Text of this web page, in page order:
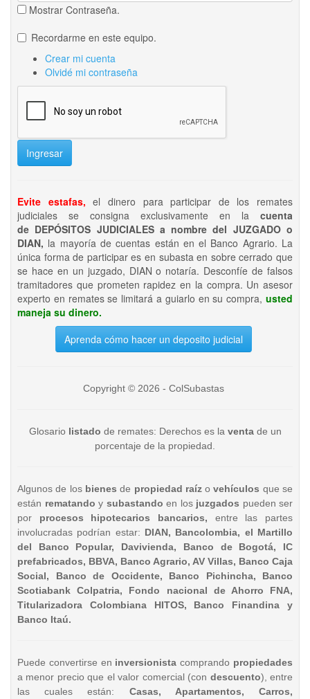
Mostrar Contraseña.
Recordarme en este equipo.
Crear mi cuenta
Olvidé mi contraseña
Ingresar
Evite estafas, el dinero para participar de los remates
judiciales se consigna exclusivamente en la cuenta
de DEPÓSITOS JUDICIALES a nombre del JUZGADO o
DIAN, la mayoría de cuentas están en el Banco Agrario. La
única forma de participar es en subasta en sobre cerrado que
se hace en un juzgado, DIAN o notaría. Desconfíe de falsos
tramitadores que prometen rapidez en la compra. Un asesor
experto en remates se limitará a guiarlo en su compra, usted
maneja su dinero.
Aprenda cómo hacer un deposito judicial
Copyright © 2026 - ColSubastas
Glosario listado de remates: Derechos es la ventade un
porcentaje de la propiedad.
Algunos de los bienesde propiedad raízo vehículos que se
están rematando y subastando en los juzgados pueden ser
por procesos hipotecarios bancarios, entre las partes
involucradas podrían estar: DIAN, Bancolombia, el Martillo
del Banco Popular, Davivienda, Banco de Bogotá, IC
prefabricados, BBVA, Banco Agrario, AV Villas, Banco Caja
Social, Banco de Occidente, Banco Pichincha, Banco
Scotiabank Colpatria, Fondo nacional de Ahorro FNA,
Titularizadora Colombiana HITOS, Banco Finandina y
Banco Itaú.
Puede convertirse en inversionista comprando propiedades
a menor precio que el valor comercial (con descuento), entre
las cuales están: Casas, Apartamentos, Carros,